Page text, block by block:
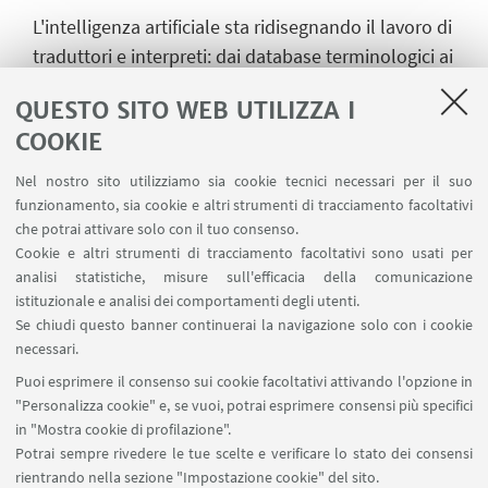
QUESTO SITO WEB UTILIZZA I
COOKIE
Nel nostro sito utilizziamo sia cookie tecnici necessari per il suo
funzionamento, sia cookie e altri strumenti di tracciamento facoltativi
che potrai attivare solo con il tuo consenso.
Cookie e altri strumenti di tracciamento facoltativi sono usati per
analisi statistiche, misure sull'efficacia della comunicazione
istituzionale e analisi dei comportamenti degli utenti.
Se chiudi questo banner continuerai la navigazione solo con i cookie
necessari.
Puoi esprimere il consenso sui cookie facoltativi attivando l'opzione in
"Personalizza cookie" e, se vuoi, potrai esprimere consensi più specifici
in "Mostra cookie di profilazione".
Potrai sempre rivedere le tue scelte e verificare lo stato dei consensi
rientrando nella sezione "Impostazione cookie" del sito.
L'intelligenza artificiale sta ridisegnando il lavoro di
traduttori e interpreti: dai database terminologici ai
nuovi flussi di lavoro, cosa cambia davvero per chi
lavora con le lingue? Ne discutiamo con due
interpreti formate alla SSLMIT di Forlì e
professionisti dell'innovazione digitale, per un
confronto concreto tra pratica linguistica e
trasformazione tecnologica.
Ospiti:Fonetika eDinova.
ISCRIVITI QUI!
13,30